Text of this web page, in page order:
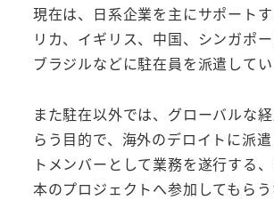
現在は、日系企業を主にサポート
リカ、イギリス、中国、シンガポー
ブラジルなどに駐在員を派遣してい
また駐在以外では、グローバルな
らう目的で、海外のデロイトに派
トメンバーとして業務を遂行する
本のプロジェクトへ参加してもら